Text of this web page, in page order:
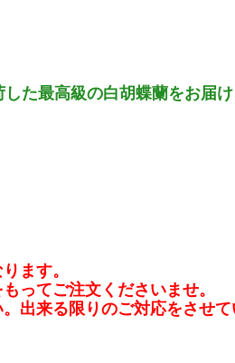
た最高級の白胡蝶蘭をお届け
ます。
ってご注文くださいませ。
出来る限りのご対応をさせて